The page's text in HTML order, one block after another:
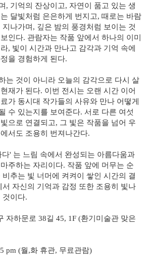
, 기억의 잔상이고, 자연이 품고 있는 생
달빛처럼 은은하게 번지고, 때로는 바람
나가며, 깊은 밤의 풍경처럼 보이는 것
인다. 관람자는 작품 앞에서 하나의 이미
, 빛이 시간과 만나고 감각과 기억 속에
을 경험하게 된다.
는 것이 아니라 오늘의 감각으로 다시 살
재가 된다. 이번 전시는 오랜 시간 이어
가 동시대 작가들의 사유와 만나 어떻게
수 있는지를 보여준다. 서로 다른 여섯
으로 연결되고, 그 빛은 작품을 넘어 우
서도 조용히 번져나간다.
' 는 느림 속에서 완성되는 아름다움과
주하는 자리이다. 작품 앞에 머무는 순
추는 빛 너머에 켜켜이 쌓인 시간의 결
서 자신의 기억과 감정 또한 조용히 빛나
것이다.
자하문로 38길 45, 1F (환기미술관 맞은
5 pm (월,화 휴관, 무료관람)